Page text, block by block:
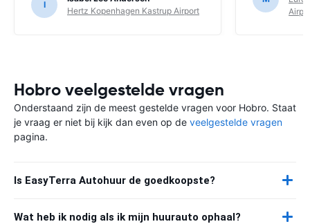
I
Hertz Kopenhagen Kastrup Airport
Hobro veelgestelde vragen
Onderstaand zijn de meest gestelde vragen voor Hobro. Staat
je vraag er niet bij kijk dan even op de veelgestelde vragen
pagina.
Is EasyTerra Autohuur de goedkoopste?
Wat heb ik nodig als ik mijn huurauto ophaal?